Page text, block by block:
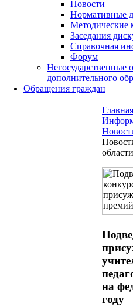
Новости
Нормативные
Методические
Заседания
Справочная
Форум
Негосударственные
дополнительного
Обращения граждан
Главная
области
на
году